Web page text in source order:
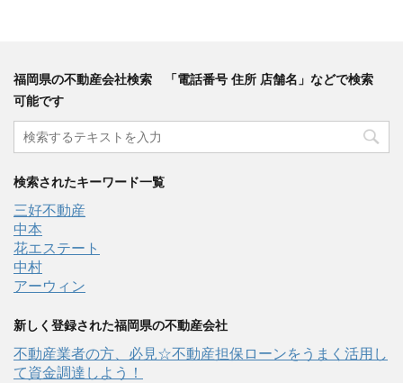
福岡県の不動産会社検索 「電話番号 住所 店舗名」などで検索
可能です
検索されたキーワード一覧
三好不動産
中本
花エステート
中村
アーウィン
新しく登録された福岡県の不動産会社
不動産業者の方、必見☆不動産担保ローンをうまく活用し
て資金調達しよう！